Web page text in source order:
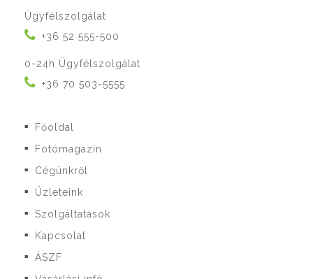
Ügyfélszolgálat
+36 52 555-500
0-24h Ügyfélszolgálat
+36 70 503-5555
■ Főoldal
■ Fotómagazin
■ Cégünkről
■ Üzleteink
■ Szolgáltatások
■ Kapcsolat
■ ÁSZF